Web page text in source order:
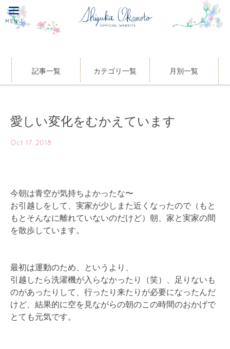
記事一覧 カテゴリ一覧 月別一覧
愛しい変化をむかえています
Oct 17, 2018
今朝は青空が気持ちよかったな〜
お引越しをして、実家が少しまた近くなったので（もと
もとそんなに離れていないのだけど）朝、家と実家の間
を散歩しています。
最初は運動のため、というより、
引越したら洗濯機が入らなかったり（笑）、足りないも
のがあったりして、行ったり来たりが必要になったんだ
けど、結果的に空を見ながらの朝のこの時間のおかげで
とても元気です。